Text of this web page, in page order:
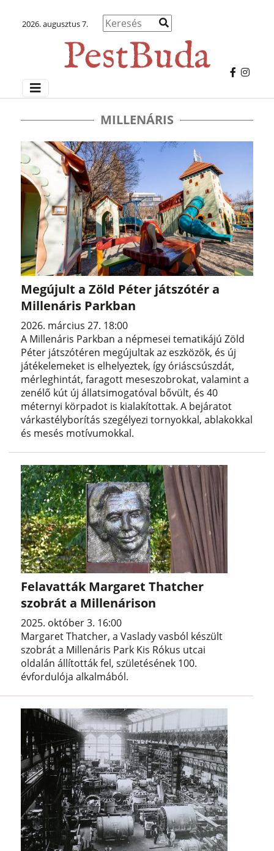
2026. augusztus 7.
MILLENÁRIS
Megújult a Zöld Péter játszótér a
Millenáris Parkban
2026. március 27. 18:00
A Millenáris Parkban a népmesei tematikájú Zöld
Péter játszótéren megújultak az eszközök, és új
játékelemeket is elhelyeztek, így óriáscsúszdát,
mérleghintát, faragott meseszobrokat, valamint a
zenélő kút új állatsimogatóval bővült, és 40
méternyi körpadot is kialakítottak. A bejáratot
várkastélyborítás szegélyezi tornyokkal, ablakokkal
és mesés motívumokkal.
Felavatták Margaret Thatcher
szobrát a Millenárison
2025. október 3. 16:00
Margaret Thatcher, a Vaslady vasból készült
szobrát a Millenáris Park Kis Rókus utcai
oldalán állították fel, születésének 100.
évfordulója alkalmából.